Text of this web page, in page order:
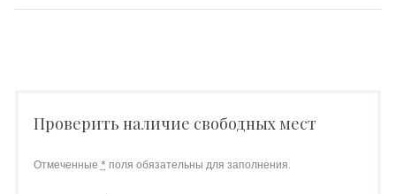
Проверить наличие свободных мест
Отмеченные * поля обязательны для заполнения.